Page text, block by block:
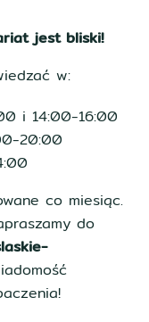
jest bliski!
w:
i 14:00-16:00
20:00
co miesiąc.
do